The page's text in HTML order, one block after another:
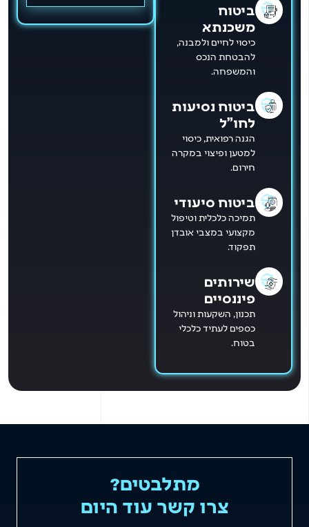
ביטוח
משכנתא
כיסוי לחיים ולמבנה,
להבטחת הנכס
והמשפחה.
ביטוח נסיעות
לחו"ל
הגנה רפואית, כיסוי
למטען ופיצוי במקרה
חירום.
ביטוח סיעודי
תמיכה כלכלית וטיפול
מקצועי במצבי אובדן
תפקוד.
שירותים
פיננסיים
תכנון, השקעות וניהול
כספים לעתיד כלכלי
בטוח.
מתלבטים?
צרו קשר עוד היום